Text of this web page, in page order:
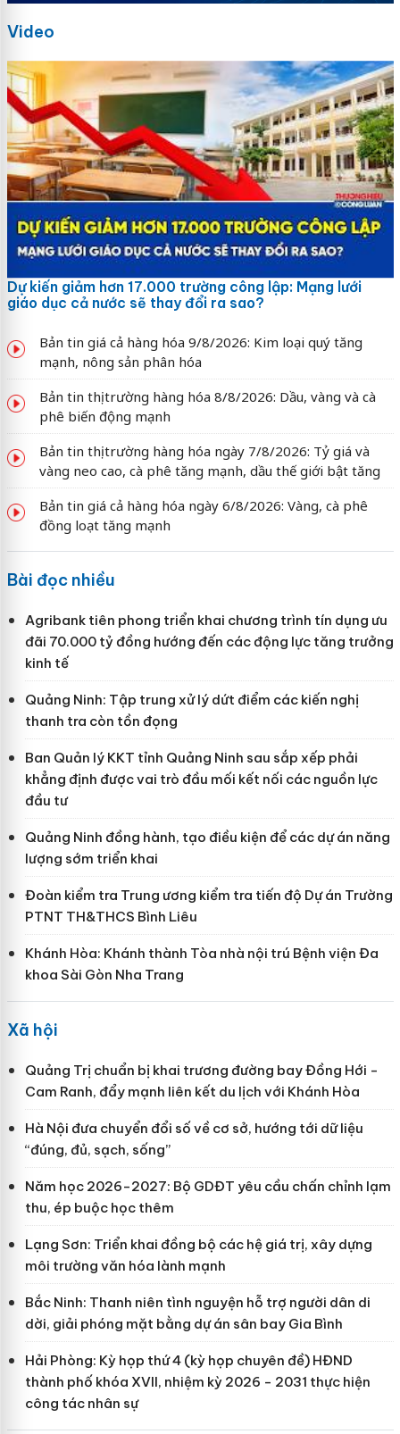
Video
Dự kiến giảm hơn 17.000 trường công lập: Mạng lưới
giáo dục cả nước sẽ thay đổi ra sao?
Bản tin giá cả hàng hóa 9/8/2026: Kim loại quý tăng
mạnh, nông sản phân hóa
Bản tin thị trường hàng hóa 8/8/2026: Dầu, vàng và cà
phê biến động mạnh
Bản tin thị trường hàng hóa ngày 7/8/2026: Tỷ giá và
vàng neo cao, cà phê tăng mạnh, dầu thế giới bật tăng
Bản tin giá cả hàng hóa ngày 6/8/2026: Vàng, cà phê
đồng loạt tăng mạnh
Bài đọc nhiều
Agribank tiên phong triển khai chương trình tín dụng ưu
đãi 70.000 tỷ đồng hướng đến các động lực tăng trưởng
kinh tế
Quảng Ninh: Tập trung xử lý dứt điểm các kiến nghị
thanh tra còn tồn đọng
Ban Quản lý KKT tỉnh Quảng Ninh sau sắp xếp phải
khẳng định được vai trò đầu mối kết nối các nguồn lực
đầu tư
Quảng Ninh đồng hành, tạo điều kiện để các dự án năng
lượng sớm triển khai
Đoàn kiểm tra Trung ương kiểm tra tiến độ Dự án Trường
PTNT TH&THCS Bình Liêu
Khánh Hòa: Khánh thành Tòa nhà nội trú Bệnh viện Đa
khoa Sài Gòn Nha Trang
Xã hội
Quảng Trị chuẩn bị khai trương đường bay Đồng Hới -
Cam Ranh, đẩy mạnh liên kết du lịch với Khánh Hòa
Hà Nội đưa chuyển đổi số về cơ sở, hướng tới dữ liệu
“đúng, đủ, sạch, sống”
Năm học 2026-2027: Bộ GDĐT yêu cầu chấn chỉnh lạm
thu, ép buộc học thêm
Lạng Sơn: Triển khai đồng bộ các hệ giá trị, xây dựng
môi trường văn hóa lành mạnh
Bắc Ninh: Thanh niên tình nguyện hỗ trợ người dân di
dời, giải phóng mặt bằng dự án sân bay Gia Bình
Hải Phòng: Kỳ họp thứ 4 (kỳ họp chuyên đề) HĐND
thành phố khóa XVII, nhiệm kỳ 2026 - 2031 thực hiện
công tác nhân sự